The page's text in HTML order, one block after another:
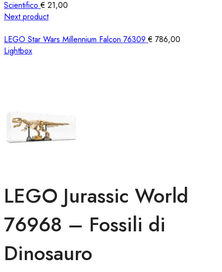
Scientifico€ 21,00
Next product
LEGO Star Wars Millennium Falcon 76309€ 786,00
Lightbox
LEGO Jurassic World
76968 – Fossili di
Dinosauro